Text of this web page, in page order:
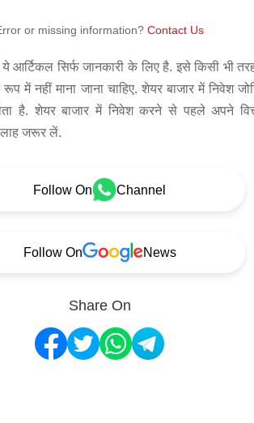
or missing information? Contact Us
ये आर्टिकल सिर्फ जानकारी के लिए है. इसे किसी भी
में नहीं माना जाना चाहिए. शेयर बाजार में निवेश
है. शेयर बाजार में निवेश करने से पहले अपने
जरूर लें.
Follow On Channel
Follow On News
Share On